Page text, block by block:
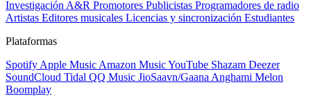
Investigación A&R Promotores Publicistas Programadores de radio
Artistas Editores musicales Licencias y sincronización Estudiantes
Plataformas
Spotify Apple Music Amazon MusicYouTube Shazam Deezer
SoundCloud Tidal QQ Music JioSaavn/Gaana Anghami Melon
Boomplay